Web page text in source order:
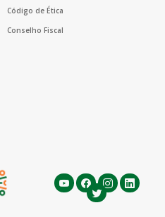
Código de Ética
Conselho Fiscal